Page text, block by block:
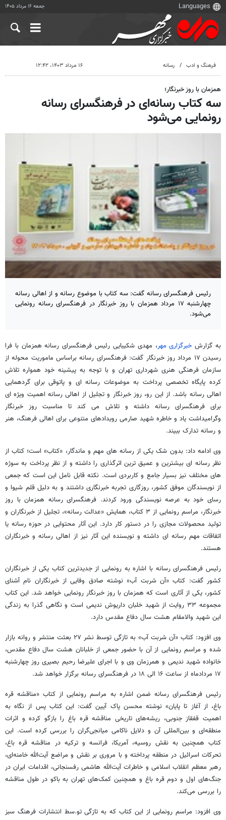
جمعه ۱۶ مرداد ۱۴۰۵
فرهنگ و ادب رسانه ۱۶ مرداد ۱۴۰۳، ۱۲:۴۲
همزمان با روز خبرنگار؛
سه کتاب رسانه‌ای در فرهنگسرای رسانه
رونمایی می‌شود
رئیس فرهنگسرای رسانه گفت: سه کتاب با موضوع رسانه و از اهالی رسانه
چهارشنبه ۱۷ مرداد همزمان با روز خبرنگار در فرهنگسرای رسانه رونمایی
می‌شود.
به گزارش خبرگزاری مهر، مهدی شکیبایی رئیس فرهنگسرای رسانه همزمان با فرا
رسیدن ۱۷ مرداد روز خبرنگار گفت: فرهنگسرای رسانه براساس ماموریت محوله از
سازمان فرهنگی هنری شهرداری تهران و با توجه به پیشینه خود همواره تلاش
کرده پایگاه تخصصی پرداخت به موضوعات رسانه ای و پاتوقی برای گردهمایی
اهالی رسانه باشد. از این رو، روز خبرنگار و تجلیل از اهالی رسانه اهمیت ویژه ای
برای فرهنگسرای رسانه داشته و تلاش می کند تا مناسبت روز خبرنگار
وگرامیداشت یاد و خاطره شهید صارمی رویدادهای متنوعی برای اهالی فرهنگ، هنر
و رسانه تدارک ببیند.
وی ادامه داد: بدون شک یکی از رسانه های مهم و ماندگار، «کتاب» است؛ کتاب از
نظر رسانه ای بیشترین و عمیق ترین اثرگذاری را داشته و از نظر پرداخت به سوژه
های مختلف نیز بسیار جامع و کاربردی است. نکته قابل نامل این است که جمعی
از نویسندگان موفق کشور، روزگاری تجربه خبرنگاری داشتند و به دلیل قلم شیوا و
رسای خود به عرصه نویسندگی ورود کردند. فرهنگسرای رسانه همزمان با روز
خبرنگار، مراسم رونمایی از ۳ کتاب، همایش «عدالت رسانه»، تجلیل از خبرنگاران و
تولید محصولات مجازی را در دستور کار دارد. این آثار محتوایی در حوزه رسانه یا
اتفاقات مهم رسانه ای داشته و نویسنده این آثار نیز از اهالی رسانه و خبرنگاران
هستند.
رئیس فرهنگسرای رسانه با اشاره به رونمایی از جدیدترین کتاب یکی از خبرنگاران
کشور گفت: کتاب «آن شربت آب» نوشته صادق وفایی از خبرنگاران نام آشنای
کشور، یکی از آثاری است که همزمان با روز خبرنگار رونمایی خواهد شد. این کتاب
مجموعه ۳۳ روایت از شهید خلبان داریوش ندیمی است و نگاهی گذرا به زندگی
این شهید والامقام هشت سال دفاع مقدس دارد.
وی افزود: کتاب «آن شربت آب» به تازگی توسط نشر ۲۷ بعثت منتشر و روانه بازار
شده و مراسم رونمایی از آن با حضور جمعی از خلبانان هشت سال دفاع مقدس،
خانواده شهید ندیمی و همرزمان وی و با اجرای علیرضا رحیم بصیری روز چهارشنبه
۱۷ مردادماه از ساعت ۱۶ الی ۱۸ در فرهنگسرای رسانه برگزار خواهد شد.
رئیس فرهنگسرای رسانه ضمن اشاره به مراسم رونمایی از کتاب «مناقشه قره
باغ، از آغاز تا پایان» نوشته محسن پاک آیین گفت: این کتاب پس از نگاه به
اهمیت قفقاز جنوبی، ریشه‌های تاریخی مناقشه قره باغ را بازگو کرده و اثرات
منطقه‌ای و بین‌المللی آن و دلایل ناکامی میانجی‌گران را بررسی کرده است. این
کتاب همچنین به نقش روسیه، آمریکا، فرانسه و ترکیه در مناقشه قره باغ،
تحرکات اسرائیل در منطقه پرداخته و با مروری بر نقش و مراضع آیت‌الله خامنه‌ای،
رهبر معظم انقلاب اسلامی و خاطرات آیت‌الله هاشمی رفسنجانی، اقدامات ایران در
جنگ‌های اول و دوم قره باغ و همچنین کمک‌های تهران به باکو در طول مناقشه
را بررسی می‌کند.
وی افزود: مراسم رونمایی از این کتاب که به تازگی تو.سط انتشارات فرهنگ سبز